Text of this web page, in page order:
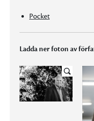
Pocket
Ladda ner foton av